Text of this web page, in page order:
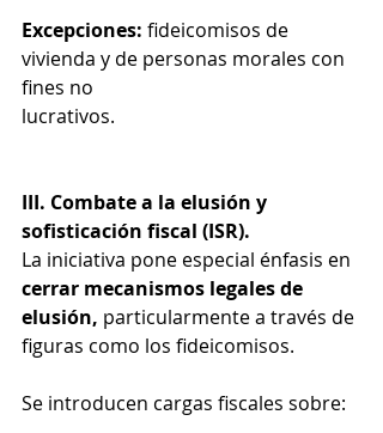
Excepciones: fideicomisos de
vivienda y de personas morales con
fines no
lucrativos.
III. Combate a la elusión y
sofisticación fiscal (ISR).
La iniciativa pone especial énfasis en
cerrar mecanismos legales de
elusión, particularmente a través de
figuras como los fideicomisos.
Se introducen cargas fiscales sobre: